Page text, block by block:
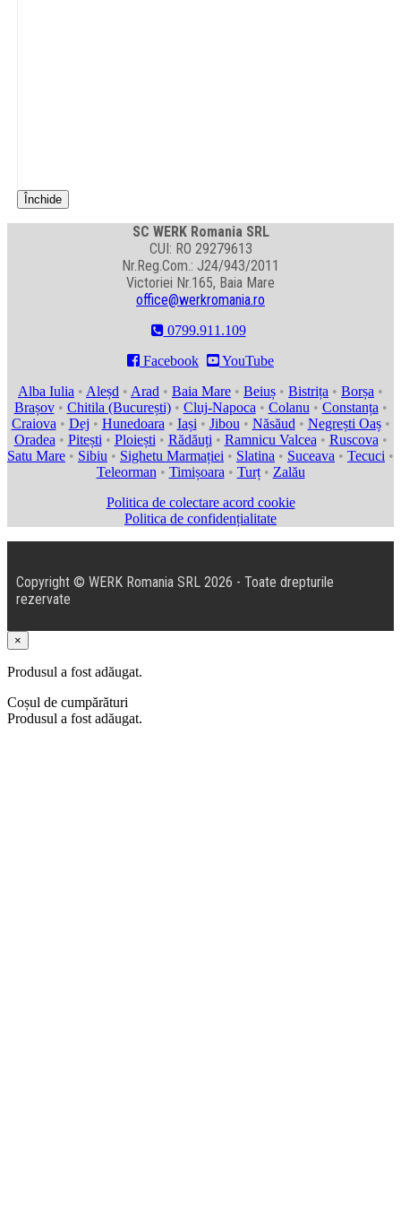
Închide
SC WERK Romania SRL
CUI: RO 29279613
Nr.Reg.Com.: J24/943/2011
Victoriei Nr.165, Baia Mare
office@werkromania.ro
0799.911.109
 Facebook  YouTube
Alba Iulia • Aleșd • Arad • Baia Mare • Beiuș • Bistrița • Borșa •
Brașov• Chitila (București)• Cluj-Napoca • Colanu • Constanța •
Craiova • Dej • Hunedoara • Iași • Jibou • Năsăud • Negrești Oaș•
Oradea • Pitești • Ploiești • Rădăuți • Ramnicu Valcea • Ruscova •
Satu Mare • Sibiu • Sighetu Marmației • Slatina • Suceava • Tecuci •
Teleorman • Timișoara • Turț• Zalău
Politica de colectare acord cookie
Politica de confidențialitate
Copyright © WERK Romania SRL 2026 - Toate drepturile
rezervate
×
Produsul a fost adăugat.
Coșul de cumpărături
Produsul a fost adăugat.